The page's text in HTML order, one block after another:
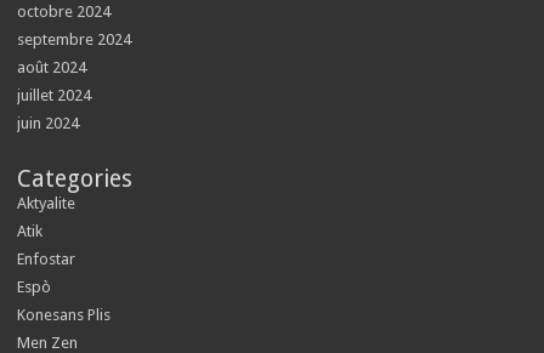
octobre 2024
septembre 2024
août 2024
juillet 2024
juin 2024
Categories
Aktyalite
Atik
Enfostar
Espò
Konesans Plis
Men Zen